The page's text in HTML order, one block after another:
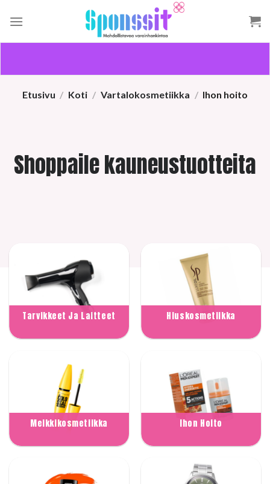
Etusivu / Koti / Vartalokosmetiikka / Ihon hoito
Shoppaile kauneustuotteita
Tarvikkeet Ja Laitteet Hiuskosmetiikka
Meikkikosmetiikka Ihon Hoito